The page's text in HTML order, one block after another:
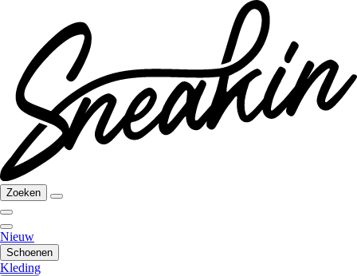
Zoeken
Nieuw
Schoenen
Kleding